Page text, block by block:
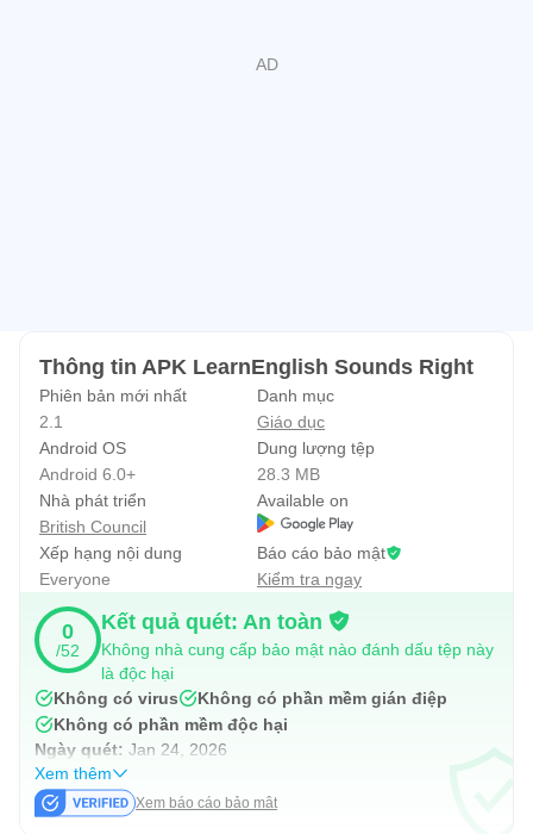
được ghép nối (đầu hàng - vô thanh, thứ hai liên tiếp - lên
Tải ứng dụng học tiếng Anh lớn hơn từ Hội đồng Anh tại
địa chỉ:
http://learnenglish.britishcouncil.org/apps
Thông tin APK LearnEnglish Sounds Right
Phiên bản mới nhất
2.1
Danh mục
Giáo dục
Android OS
Android 6.0+
Dung lượng tệp
28.3 MB
Nhà phát triển
British Council
Available on
Xếp hạng nội dung
Everyone
Báo cáo bảo mật
Kiểm tra ngay
0
/52
Kết quả quét: An toàn
Không nhà cung cấp bảo mật nào đánh dấu tệp này
là độc hại
Không có virus
Không có phần mềm gián điệp
Không có phần mềm độc hại
Ngày quét: Jan 24, 2026
Xem thêm
Xem báo cáo bảo mật